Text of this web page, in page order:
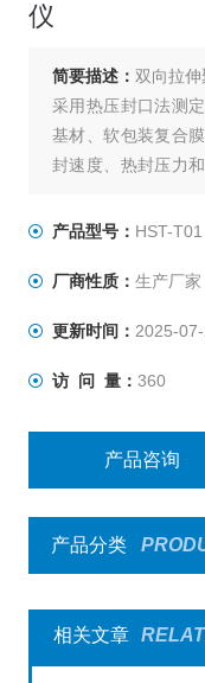
仪
简要描述： 双向拉
采用热压封口法测
基材、软包装复合
封速度、热封压力
封性能，其封口工
产品型号： HST-T01
厂商性质： 生产厂家
更新时间： 2025-
访 问 量： 360
产品咨询
产品分类
相关文章